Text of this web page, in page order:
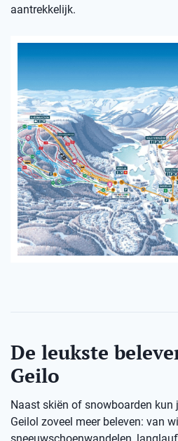
aantrekkelijk.
De leukste
Geilo
Naast skiën of snowboarden kun
Geilol zoveel meer beleven: van